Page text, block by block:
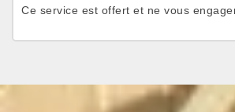
Ce service est offert et ne vous